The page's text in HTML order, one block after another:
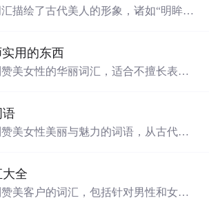
描绘了古代美人的形象，诸如“明眸皓
用的东西
美女性的华丽词汇，适合不擅长表达
语
美女性美丽与魅力的词语，从古代到
全
美客户的词汇，包括针对男性和女性